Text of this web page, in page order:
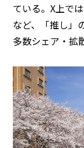
ている。X上で
など、「推し」
多数シェア・拡